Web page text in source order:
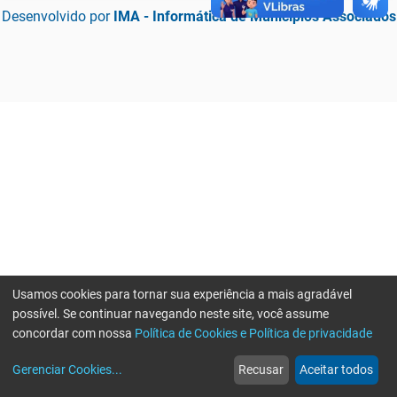
Desenvolvido por IMA - Informática de Municípios Associados
web
Notícias
more_horiz
Mais
Usamos cookies para tornar sua experiência a mais agradável
possível. Se continuar navegando neste site, você assume
concordar com nossa Política de Cookies e Política de privacidade
Gerenciar Cookies... Recusar Aceitar todos
Erro ao enviar informações, por favor tente novamente